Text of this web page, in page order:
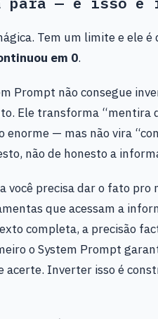
Tem um limite e ele
em 0.
Prompt não consegue
Ele transforma “mentira
enorme — mas não vira
não de honesto a
você precisa dar o fato pro
que acessam a
completa, a precisão
o System Prompt
acerte. Inverter isso é